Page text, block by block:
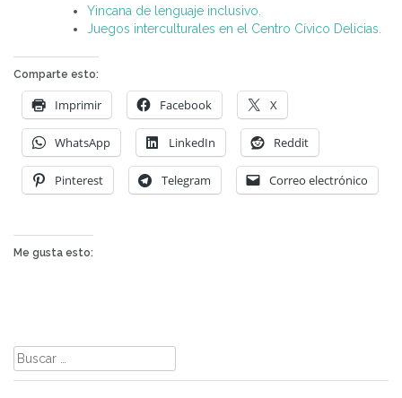
Yincana de lenguaje inclusivo.
Juegos interculturales en el Centro Cívico Delicias.
Comparte esto:
Imprimir Facebook X
WhatsApp LinkedIn Reddit
Pinterest Telegram Correo electrónico
Me gusta esto:
Buscar: